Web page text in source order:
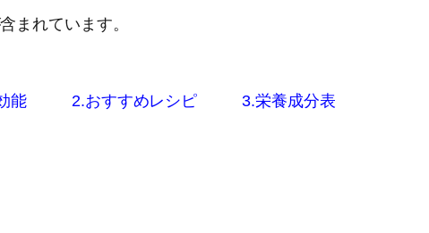
まれています。
能 2.おすすめレシピ 3.栄養成分表